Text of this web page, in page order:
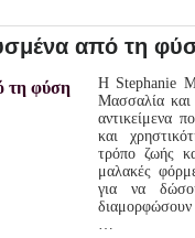
από τη
Η Stephanie
Μασσαλία και
αντικείμενα
και
τρόπο ζωής
μαλακές
για να
…